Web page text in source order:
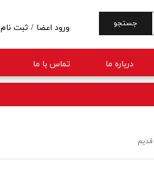
جستجو
درباره ما تماس با ما
ورود اعضا / ثبت نام
تغییر گذر واژه